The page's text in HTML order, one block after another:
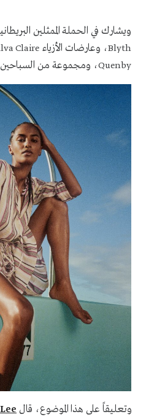
ويشارك في الحملة الممثلين
Blyth، وعارضات الأزياء Claire
Quenby، ومجموعة من
وتعليقاً على هذا الموضوع، قال